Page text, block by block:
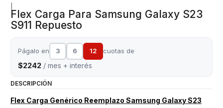
Flex Carga Para Samsung Galaxy S23
S911 Repuesto
Págalo en 3 6 12 cuotas de
$2242 / mes + interés
DESCRIPCIÓN
Flex Carga Genérico Reemplazo Samsung Galaxy S23